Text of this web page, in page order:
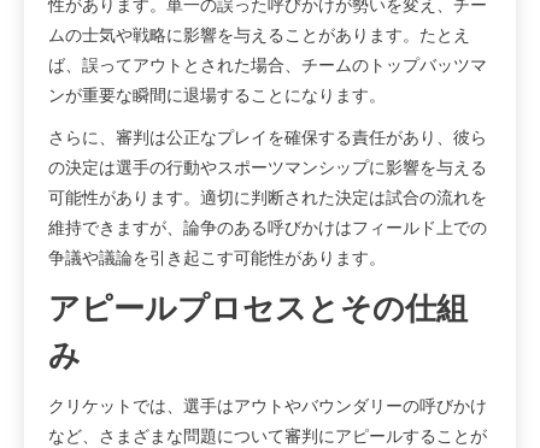
性があります。単一の誤った呼びかけが勢いを変え、チー
ムの士気や戦略に影響を与えることがあります。たとえ
ば、誤ってアウトとされた場合、チームのトップバッツマ
ンが重要な瞬間に退場することになります。
さらに、審判は公正なプレイを確保する責任があり、彼ら
の決定は選手の行動やスポーツマンシップに影響を与える
可能性があります。適切に判断された決定は試合の流れを
維持できますが、論争のある呼びかけはフィールド上での
争議や議論を引き起こす可能性があります。
アピールプロセスとその仕組
み
クリケットでは、選手はアウトやバウンダリーの呼びかけ
など、さまざまな問題について審判にアピールすることが